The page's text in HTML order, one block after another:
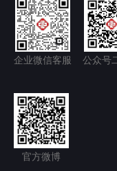
企业微信客服 公众号
官方微博